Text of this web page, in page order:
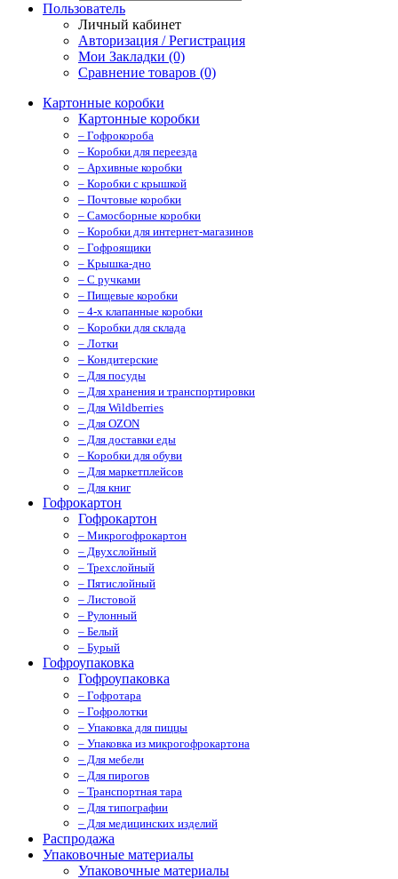
Пользователь
Личный кабинет
Авторизация / Регистрация
Мои Закладки (0)
Сравнение товаров (0)
Картонные коробки
Картонные коробки
– Гофрокороба
– Коробки для переезда
– Архивные коробки
– Коробки с крышкой
– Почтовые коробки
– Самосборные коробки
– Коробки для интернет-магазинов
– Гофроящики
– Крышка-дно
– С ручками
– Пищевые коробки
– 4-х клапанные коробки
– Коробки для склада
– Лотки
– Кондитерские
– Для посуды
– Для хранения и транспортировки
– Для Wildberries
– Для OZON
– Для доставки еды
– Коробки для обуви
– Для маркетплейсов
– Для книг
Гофрокартон
Гофрокартон
– Микрогофрокартон
– Двухслойный
– Трехслойный
– Пятислойный
– Листовой
– Рулонный
– Белый
– Бурый
Гофроупаковка
Гофроупаковка
– Гофротара
– Гофролотки
– Упаковка для пиццы
– Упаковка из микрогофрокартона
– Для мебели
– Для пирогов
– Транспортная тара
– Для типографии
– Для медицинских изделий
Распродажа
Упаковочные материалы
Упаковочные материалы